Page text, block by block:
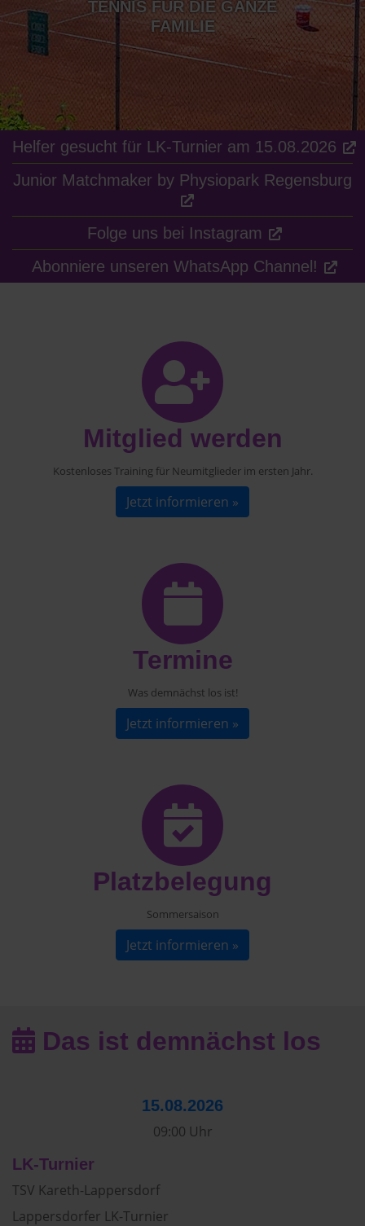
TENNIS FÜR DIE GANZE
FAMILIE
LEIDENSCHAFT
Helfer gesucht für LK-Turnier am 15.08.2026
Junior Matchmaker by Physiopark Regensburg
Folge uns bei Instagram
Abonniere unseren WhatsApp Channel!
Mitglied werden
Kostenloses Training für Neumitglieder im ersten Jahr.
Jetzt informieren »
Termine
Was demnächst los ist!
Jetzt informieren »
Platzbelegung
Sommersaison
Jetzt informieren »
Das ist demnächst los
15.08.2026
09:00 Uhr
LK-Turnier
TSV Kareth-Lappersdorf
Lappersdorfer LK-Turnier